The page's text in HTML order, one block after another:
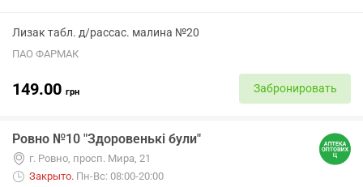
Лизак табл. д/рассас. малина №20
ПАО ФАРМАК
149.00 грн Забронировать
Ровно №10 "Здоровенькі були"
г. Ровно, просп. Мира, 21
Закрыто. Пн-Вс: 08:00-20:00